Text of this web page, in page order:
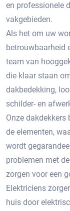
en professionele
vakgebieden.
Als het om uw
betrouwbaarheid
team van
die klaar staan
dakbedekking,
schilder- en
Onze dakdekkers
de elementen,
wordt
problemen met
zorgen voor een
Elektriciens
huis door